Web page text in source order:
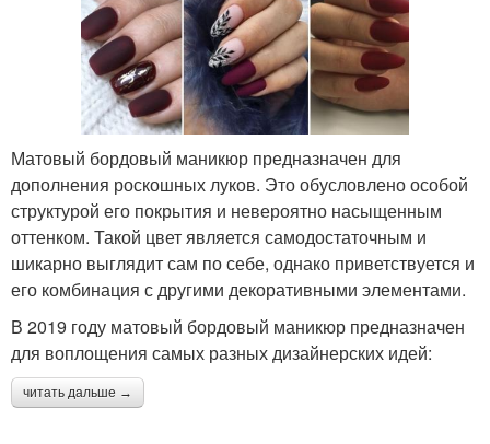
Матовый бордовый маникюр предназначен для
дополнения роскошных луков. Это обусловлено особой
структурой его покрытия и невероятно насыщенным
оттенком. Такой цвет является самодостаточным и
шикарно выглядит сам по себе, однако приветствуется и
его комбинация с другими декоративными элементами.
В 2019 году матовый бордовый маникюр предназначен
для воплощения самых разных дизайнерских идей:
читать дальше →